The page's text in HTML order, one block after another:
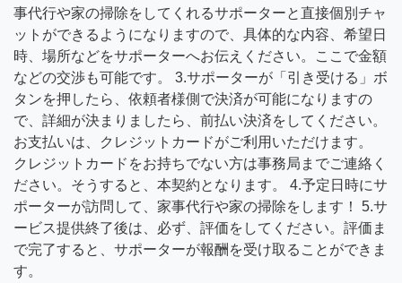
事代行や家の掃除をしてくれるサポーターと直接個別チャ
ットができるようになりますので、具体的な内容、希望日
時、場所などをサポーターへお伝えください。ここで金額
などの交渉も可能です。 3.サポーターが「引き受ける」ボ
タンを押したら、依頼者様側で決済が可能になりますの
で、詳細が決まりましたら、前払い決済をしてください。
お支払いは、クレジットカードがご利用いただけます。
クレジットカードをお持ちでない方は事務局までご連絡く
ださい。そうすると、本契約となります。 4.予定日時にサ
ポーターが訪問して、家事代行や家の掃除をします！ 5.サ
ービス提供終了後は、必ず、評価をしてください。評価ま
で完了すると、サポーターが報酬を受け取ることができま
す。